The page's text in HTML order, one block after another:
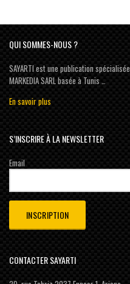
QUI SOMMES-NOUS ?
SAYARTI est une publication
MARKEDIA SARL basée à Tunis …
En savoir plus
S’INSCRIRE À LA NEWSLETTER
Email
CONTACTER SAYARTI